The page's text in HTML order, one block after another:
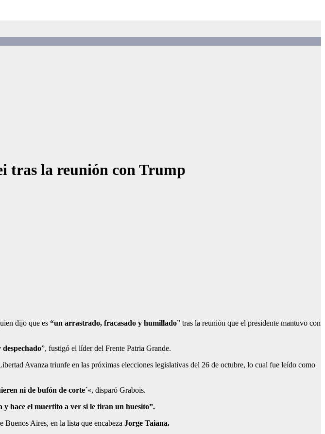
tras la reunión con Trump
dijo que es “un arrastrado, fracasado y humillado” tras la reunión que el presidente mantuvo con
”, fustigó el líder del Frente Patria Grande.
Avanza triunfe en las próximas elecciones legislativas del 26 de octubre, lo cual fue leído como
ni de bufón de corte´«, disparó Grabois.
hace el muertito a ver si le tiran un huesito”.
Buenos Aires, en la lista que encabeza Jorge Taiana.